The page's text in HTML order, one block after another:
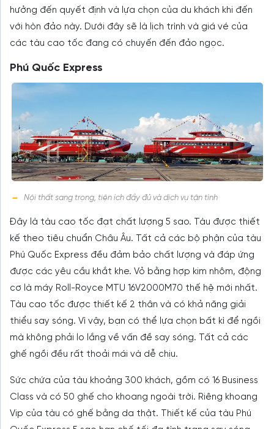
hưởng đến quyết định và lựa chọn của du khách khi đến
với hòn đảo này. Dưới đây sẽ là lịch trình và giá vé của
các tàu cao tốc đang có chuyến đến đảo ngọc.
Phú Quốc Express
Nội thất sang trọng, tiện ích đầy đủ và dịch vụ tận tình
Đây là tàu cao tốc đạt chất lượng 5 sao. Tàu được thiết
kế theo tiêu chuẩn Châu Âu. Tất cả các bộ phận của tàu
Phú Quốc Express đều đảm bảo chất lượng và đáp ứng
được các yêu cầu khắt khe. Vỏ bằng hợp kim nhôm, động
cơ là máy Roll-Royce MTU 16V2000M70 thế hệ mới nhất.
Tàu cao tốc được thiết kế 2 thân và có khả năng giải
thiểu say sóng. Vì vậy, bạn có thể lựa chọn bất kì để ngồi
mà không phải lo lắng về vấn đề say sóng. Tất cả các
ghế ngồi đều rất thoải mái và dễ chịu.
Sức chứa của tàu khoảng 300 khách, gồm có 16 Business
Class và có 50 ghế cho khoang ngoài trời. Riêng khoang
Vip của tàu có ghế bằng da thật. Thiết kế của tàu Phú